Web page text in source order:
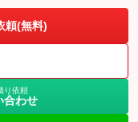
頼(無料)
り依頼
合わせ